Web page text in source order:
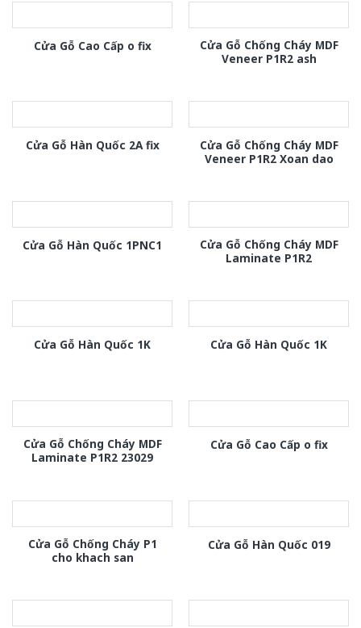
Cửa Gỗ Cao Cấp o fix
Cửa Gỗ Chống Cháy MDF
Veneer P1R2 ash
Cửa Gỗ Hàn Quốc 2A fix
Cửa Gỗ Chống Cháy MDF
Veneer P1R2 Xoan dao
Cửa Gỗ Hàn Quốc 1PNC1
Cửa Gỗ Chống Cháy MDF
Laminate P1R2
Cửa Gỗ Hàn Quốc 1K Cửa Gỗ Hàn Quốc 1K
Cửa Gỗ Chống Cháy MDF
Laminate P1R2 23029
Cửa Gỗ Cao Cấp o fix
Cửa Gỗ Chống Cháy P1
cho khach san
Cửa Gỗ Hàn Quốc 019